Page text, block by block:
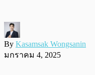
By Kasamsak Wongsanin
มกราคม 4, 2025